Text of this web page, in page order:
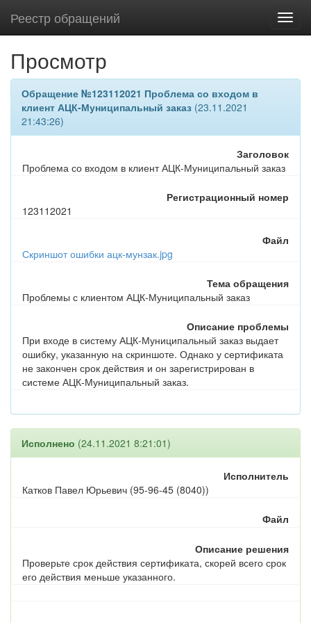
Реестр обращений
Просмотр
Обращение №123112021 Проблема со входом в
клиент АЦК-Муниципальный заказ (23.11.2021
21:43:26)
Заголовок
Проблема со входом в клиент АЦК-Муниципальный заказ
Регистрационный номер
123112021
Файл
Скриншот ошибки ацк-мунзак.jpg
Тема обращения
Проблемы с клиентом АЦК-Муниципальный заказ
Описание проблемы
При входе в систему АЦК-Муниципальный заказ выдает
ошибку, указанную на скриншоте. Однако у сертификата
не закончен срок действия и он зарегистрирован в
системе АЦК-Муниципальный заказ.
Исполнено (24.11.2021 8:21:01)
Исполнитель
Катков Павел Юрьевич (95-96-45 (8040))
Файл
Описание решения
Проверьте срок действия сертификата, скорей всего срок
его действия меньше указанного.